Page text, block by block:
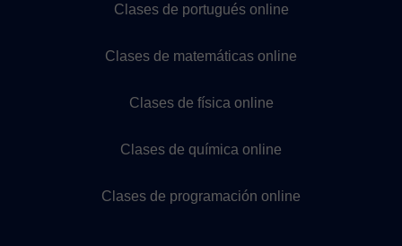
Clases de portugués online
Clases de matemáticas online
Clases de física online
Clases de química online
Clases de programación online